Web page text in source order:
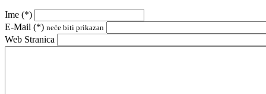
Ime (*)
E-Mail (*) neće biti prikazan
Web Stranica